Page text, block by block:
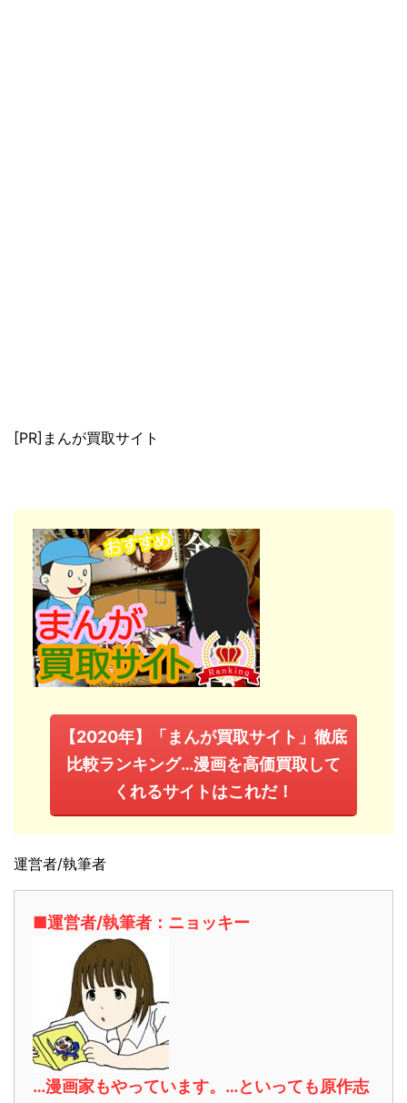
[PR]まんが買取サイト
【2020年】「まんが買取サイト」徹底
比較ランキング…漫画を高価買取して
くれるサイトはこれだ！
運営者/執筆者
■運営者/執筆者：ニョッキー
…漫画家もやっています。…といっても原作志